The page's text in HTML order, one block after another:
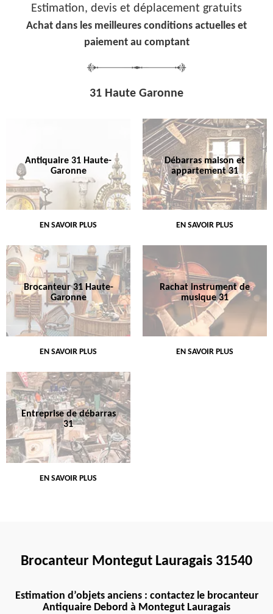
Estimation, devis et déplacement gratuits
Achat dans les meilleures conditions actuelles et
paiement au comptant
31 Haute Garonne
Antiquaire 31 Haute-
Garonne
EN SAVOIR PLUS
Débarras maison et
appartement 31
EN SAVOIR PLUS
Brocanteur 31 Haute-
Garonne
EN SAVOIR PLUS
Rachat instrument de
musique 31
EN SAVOIR PLUS
Entreprise de débarras
31
EN SAVOIR PLUS
Brocanteur Montegut Lauragais 31540
Estimation d’objets anciens : contactez le brocanteur
Antiquaire Debord à Montegut Lauragais